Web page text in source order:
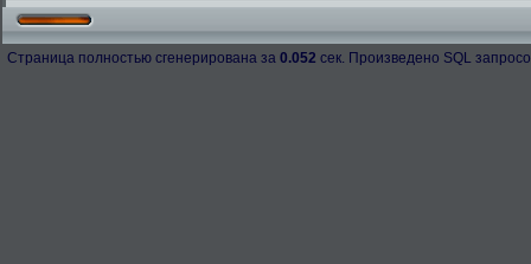
Страница полностью сгенерирована за 0.052 сек. Произведено SQL